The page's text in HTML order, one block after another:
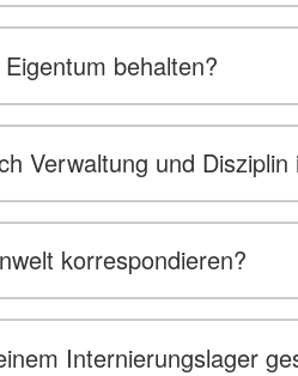
behalten?
Verwaltung und
korrespondieren?
Internierungslager